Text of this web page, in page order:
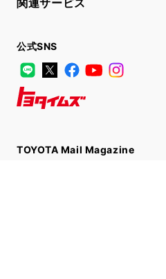
公式SNS
LINE
X FacebookYouTube
TOYOTA Mail Magazine